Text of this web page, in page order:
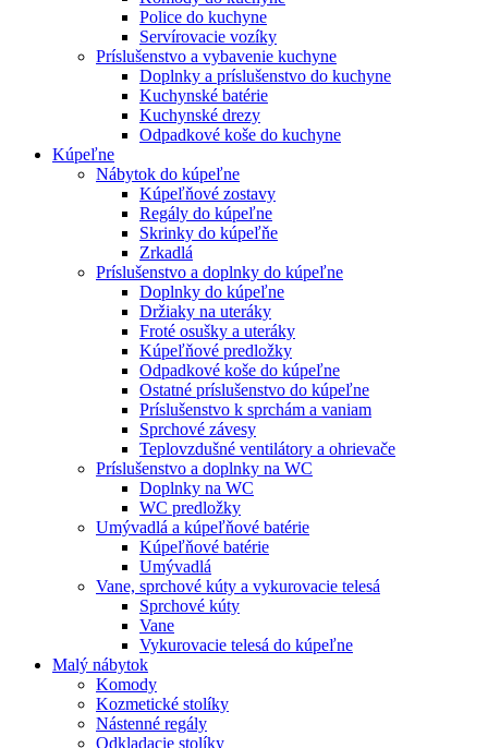
Police do kuchyne
Servírovacie vozíky
Príslušenstvo a vybavenie kuchyne
Doplnky a príslušenstvo do kuchyne
Kuchynské batérie
Kuchynské drezy
Odpadkové koše do kuchyne
Kúpeľne
Nábytok do kúpeľne
Kúpeľňové zostavy
Regály do kúpeľne
Skrinky do kúpeľňe
Zrkadlá
Príslušenstvo a doplnky do kúpeľne
Doplnky do kúpeľne
Držiaky na uteráky
Froté osušky a uteráky
Kúpeľňové predložky
Odpadkové koše do kúpeľne
Ostatné príslušenstvo do kúpeľne
Príslušenstvo k sprchám a vaniam
Sprchové závesy
Teplovzdušné ventilátory a ohrievače
Príslušenstvo a doplnky na WC
Doplnky na WC
WC predložky
Umývadlá a kúpeľňové batérie
Kúpeľňové batérie
Umývadlá
Vane, sprchové kúty a vykurovacie telesá
Sprchové kúty
Vane
Vykurovacie telesá do kúpeľne
Malý nábytok
Komody
Kozmetické stolíky
Nástenné regály
Odkladacie stolíky